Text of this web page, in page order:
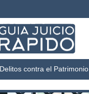
Delitos contra el Patrimonio